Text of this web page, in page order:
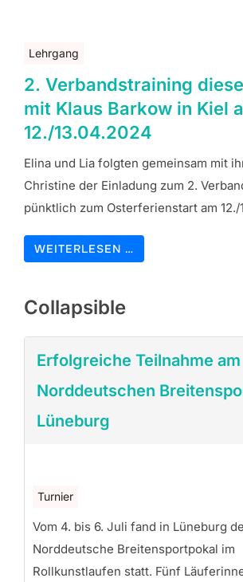
Lehrgang
2. Verbandstraining
mit Klaus Barkow in Kiel
12./13.04.2024
Elina und Lia folgten gemeinsam mit
Christine der Einladung zum 2.
pünktlich zum Osterferienstart am
WEITERLESEN …
Collapsible
Erfolgreiche Teilnahme am
Norddeutschen
Lüneburg
Turnier
Vom 4. bis 6. Juli fand in Lüneburg
Norddeutsche Breitensportpokal im
Rollkunstlaufen statt. Fünf